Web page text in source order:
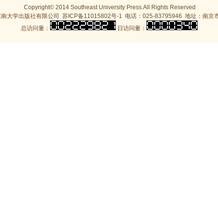
Copyright© 2014 Southeast University Press.All Rights Reserved
大学出版社有限公司 苏ICP备11015802号-1 电话：025-83795946 地址：南京
总访问量：
日访问量：